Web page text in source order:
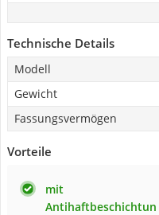
Technische Details
Modell
Gewicht
Fassungsvermögen
Vorteile
mit
Antihaftbeschichtun